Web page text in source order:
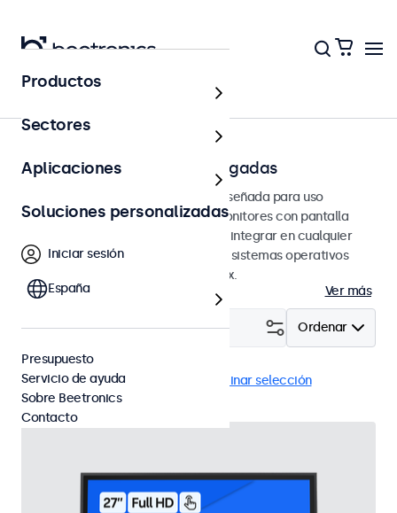
Pantallas táctiles
Pantallas táctiles de 27 pulgadas
Pantallas táctiles de 27 pulgadas diseñada para uso
profesional y uso continuo. Estos monitores con pantalla
táctil de 27 pulgadas son fáciles de integrar en cualquier
contexto y son compatibles con los sistemas operativos
Windows, macOS, ChromeOS y Linux.
Ver más
Ordenar
Filtrar (2)
Pantallas táctiles 27" Eliminar selección
Productos
Sectores
Aplicaciones
Soluciones personalizadas
Iniciar sesión
España
Presupuesto
Servicio de ayuda
Sobre Beetronics
Contacto